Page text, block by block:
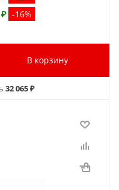
-16%
В корзину
32 065 ₽